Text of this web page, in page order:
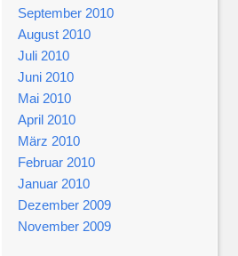
September 2010
August 2010
Juli 2010
Juni 2010
Mai 2010
April 2010
März 2010
Februar 2010
Januar 2010
Dezember 2009
November 2009